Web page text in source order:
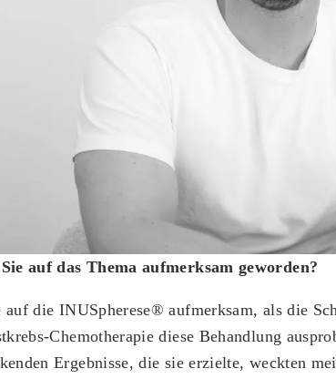
auf das Thema aufmerksam geworden?
die INUSpherese® aufmerksam, als die
Chemotherapie diese Behandlung
Ergebnisse, die sie erzielte, weckten